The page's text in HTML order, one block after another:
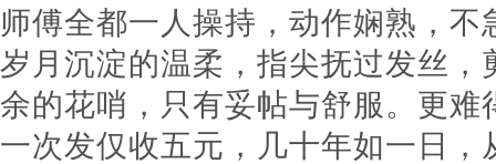
师傅全都一人操持，动作娴熟，不
岁月沉淀的温柔，指尖抚过发丝，
余的花哨，只有妥帖与舒服。更难
一次发仅收五元，几十年如一日，